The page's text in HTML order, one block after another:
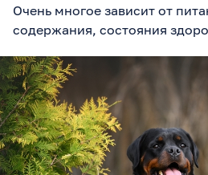
Очень многое зависит от
содержания, состояния